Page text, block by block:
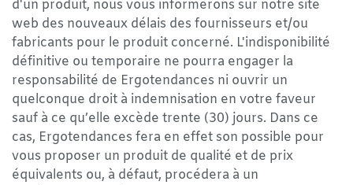
d'un produit, nous vous informerons sur notre site
web des nouveaux délais des fournisseurs et/ou
fabricants pour le produit concerné. L'indisponibilité
définitive ou temporaire ne pourra engager la
responsabilité de Ergotendances ni ouvrir un
quelconque droit à indemnisation en votre faveur
sauf à ce qu’elle excède trente (30) jours. Dans ce
cas, Ergotendances fera en effet son possible pour
vous proposer un produit de qualité et de prix
équivalents ou, à défaut, procédera à un